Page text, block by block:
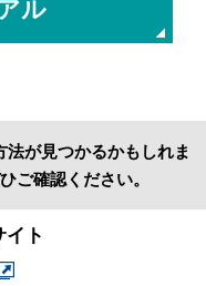
ル
が見つかるかもしれま
ご確認ください。
イト